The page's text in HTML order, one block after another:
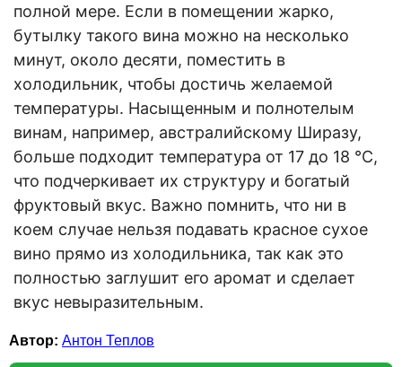
полной мере. Если в помещении жарко,
бутылку такого вина можно на несколько
минут, около десяти, поместить в
холодильник, чтобы достичь желаемой
температуры. Насыщенным и полнотелым
винам, например, австралийскому Ширазу,
больше подходит температура от 17 до 18 °С,
что подчеркивает их структуру и богатый
фруктовый вкус. Важно помнить, что ни в
коем случае нельзя подавать красное сухое
вино прямо из холодильника, так как это
полностью заглушит его аромат и сделает
вкус невыразительным.
Автор: Антон Теплов